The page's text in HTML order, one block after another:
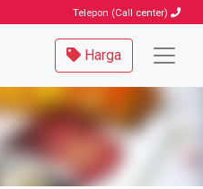
Telepon (Call center)
Harga